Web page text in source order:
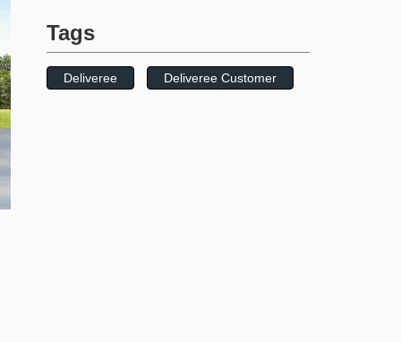
Tags
Deliveree Deliveree Customer